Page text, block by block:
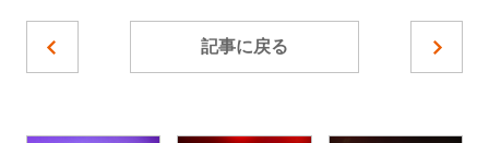
記事に戻る